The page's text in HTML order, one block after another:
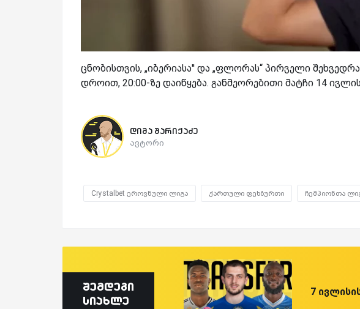
ცნობისთვის, „იბერიასა'' და „ფლორას“ პირველი
დროით, 20:00-ზე დაიწყება. განმეორებითი მატჩი 14
დიმა შარიქაძე
ავტორი
Crystalbet ეროვნული ლიგა ქართული ფეხბურთი ჩემპიონთა
შემდეგი
სიახლე
7